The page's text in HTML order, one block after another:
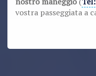
vostra passeggiata a